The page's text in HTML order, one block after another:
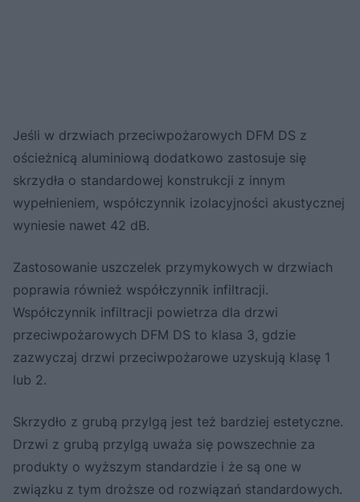
Jeśli w drzwiach przeciwpożarowych DFM DS z
ościeżnicą aluminiową dodatkowo zastosuje się
skrzydła o standardowej konstrukcji z innym
wypełnieniem, współczynnik izolacyjności akustycznej
wyniesie nawet 42 dB.
Zastosowanie uszczelek przymykowych w drzwiach
poprawia również współczynnik infiltracji.
Współczynnik infiltracji powietrza dla drzwi
przeciwpożarowych DFM DS to klasa 3, gdzie
zazwyczaj drzwi przeciwpożarowe uzyskują klasę 1
lub 2.
Skrzydło z grubą przylgą jest też bardziej estetyczne.
Drzwi z grubą przylgą uważa się powszechnie za
produkty o wyższym standardzie i że są one w
związku z tym droższe od rozwiązań standardowych.